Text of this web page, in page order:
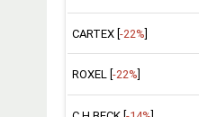
CARTEX [-22%]
ROXEL [ -22%